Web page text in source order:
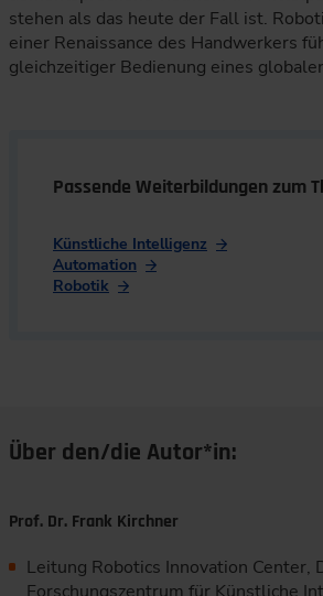
stehen als das heute der Fall ist.
einer Renaissance des Handwerkers
gleichzeitiger Bedienung eines
Passende Weiterbildungen zum
Künstliche Intelligenz
Automation
Robotik
Über den/die Autor*in:
Prof. Dr. Frank Kirchner
Leitung Robotics Innovation Center,